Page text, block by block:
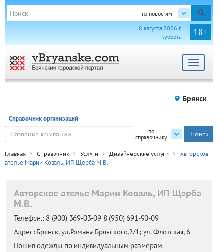
по новостям
18+
8 августа 2026 г.
суббота
Toggle
Брянск
Справочник организаций
по
справочнику
Главная Справочник Услуги Дизайнерские услуги
Авторское
ателье Марии Коваль, ИП Щерба М.В.
Авторское ателье Марии Коваль, ИП Щерба
М.В.
Телефон.: 8 (900) 369-03-09 8 (950) 691-90-09
Адрес: Брянск,ул.Романа Брянского,2/1; ул. Флотская, 6
Пошив одежды по индивидуальным размерам,